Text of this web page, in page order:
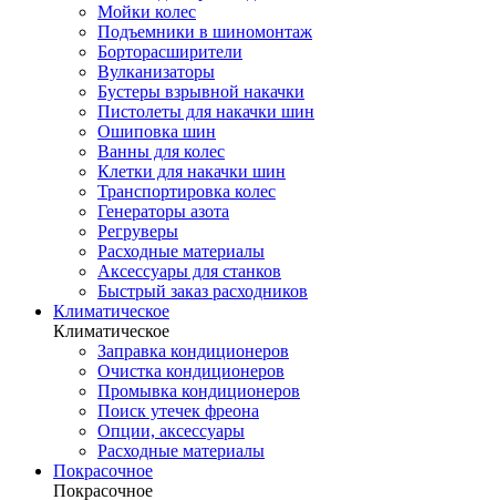
Мойки колес
Подъемники в шиномонтаж
Борторасширители
Вулканизаторы
Бустеры взрывной накачки
Пистолеты для накачки шин
Ошиповка шин
Ванны для колес
Клетки для накачки шин
Транспортировка колес
Генераторы азота
Регруверы
Расходные материалы
Аксессуары для станков
Быстрый заказ расходников
Климатическое
Климатическое
Заправка кондиционеров
Очистка кондиционеров
Промывка кондиционеров
Поиск утечек фреона
Опции, аксессуары
Расходные материалы
Покрасочное
Покрасочное